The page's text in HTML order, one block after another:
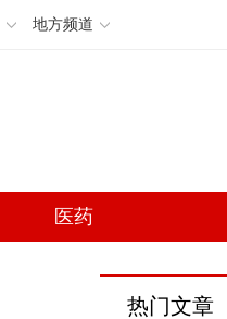
地方频道
医药
热门文章